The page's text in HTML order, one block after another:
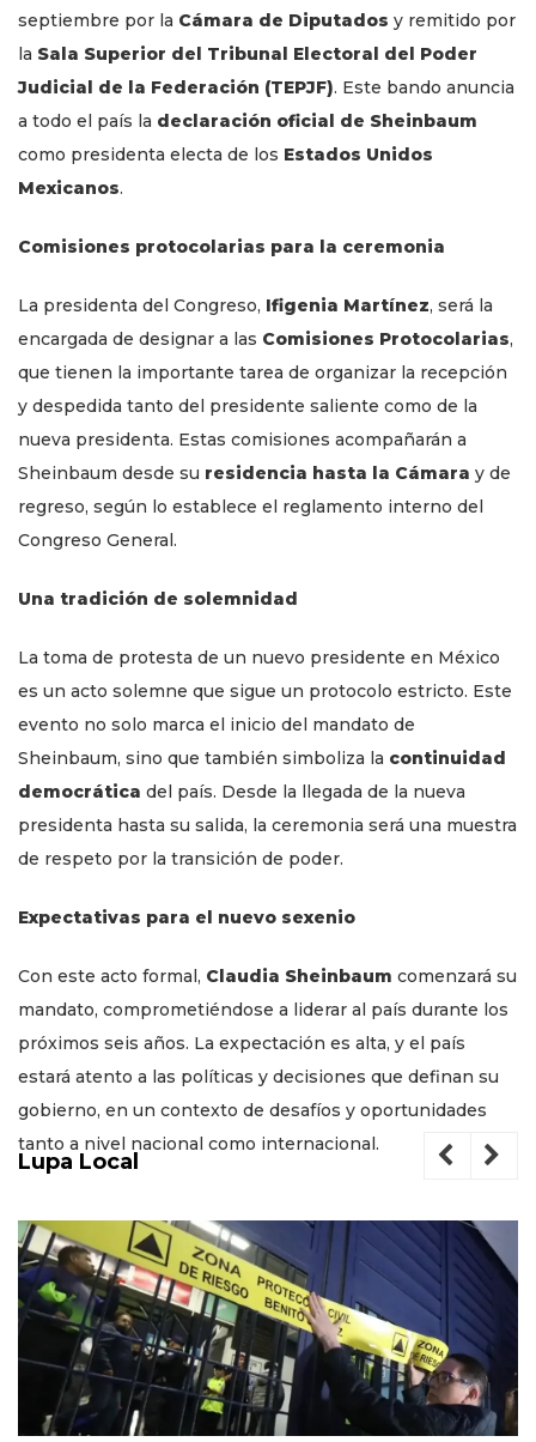
septiembre por la Cámara de Diputados y remitido por
la Sala Superior del Tribunal Electoral del Poder
Judicial de la Federación (TEPJF). Este bando anuncia
a todo el país la declaración oficial de Sheinbaum
como presidenta electa de los Estados Unidos
Mexicanos.
Comisiones protocolarias para la ceremonia
La presidenta del Congreso, Ifigenia Martínez, será la
encargada de designar a las Comisiones Protocolarias,
que tienen la importante tarea de organizar la recepción
y despedida tanto del presidente saliente como de la
nueva presidenta. Estas comisiones acompañarán a
Sheinbaum desde su residencia hasta la Cámara y de
regreso, según lo establece el reglamento interno del
Congreso General.
Una tradición de solemnidad
La toma de protesta de un nuevo presidente en México
es un acto solemne que sigue un protocolo estricto. Este
evento no solo marca el inicio del mandato de
Sheinbaum, sino que también simboliza la continuidad
democrática del país. Desde la llegada de la nueva
presidenta hasta su salida, la ceremonia será una muestra
de respeto por la transición de poder.
Expectativas para el nuevo sexenio
Con este acto formal, Claudia Sheinbaum comenzará su
mandato, comprometiéndose a liderar al país durante los
próximos seis años. La expectación es alta, y el país
estará atento a las políticas y decisiones que definan su
gobierno, en un contexto de desafíos y oportunidades
tanto a nivel nacional como internacional.
Lupa Local